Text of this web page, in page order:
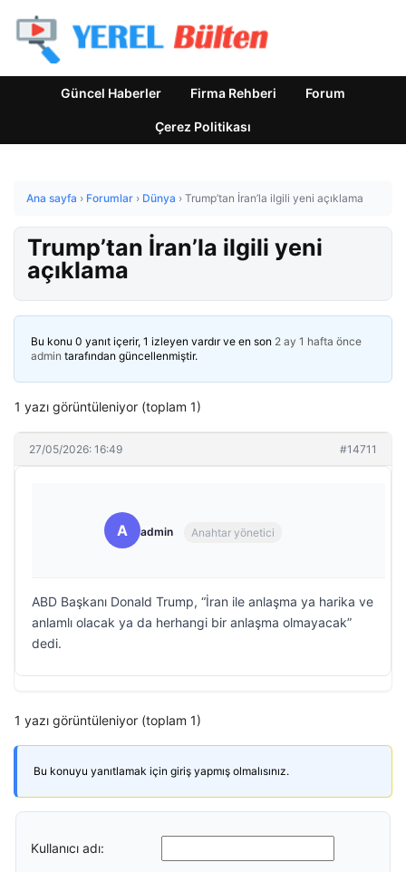
Güncel Haberler Firma Rehberi Forum
Çerez Politikası
Ana sayfa › Forumlar › Dünya › Trump’tan İran’la ilgili yeni açıklama
Trump’tan İran’la ilgili yeni
açıklama
Bu konu 0 yanıt içerir, 1 izleyen vardır ve en son 2 ay 1 hafta önce
admin tarafından güncellenmiştir.
1 yazı görüntüleniyor (toplam 1)
27/05/2026: 16:49 #14711
A admin Anahtar yönetici
ABD Başkanı Donald Trump, “İran ile anlaşma ya harika ve
anlamlı olacak ya da herhangi bir anlaşma olmayacak”
dedi.
1 yazı görüntüleniyor (toplam 1)
Bu konuyu yanıtlamak için giriş yapmış olmalısınız.
Kullanıcı adı: